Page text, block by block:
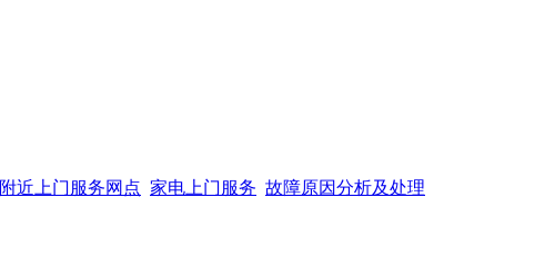
附近上门服务网点 家电上门服务 故障原因分析及处理